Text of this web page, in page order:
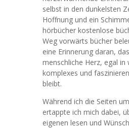
selbst in den dunkelsten
Hoffnung und ein
hörbücher kostenlose
Weg vorwärts bücher
eine Erinnerung daran,
menschliche Herz, egal in
komplexes und
bleibt.
Während ich die Seiten
ertappte ich mich dabei,
eigenen lesen und